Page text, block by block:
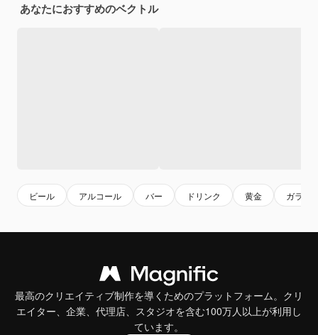
あなたにおすすめのベクトル
ビール アルコール バー ドリンク 黄金 ガラス
最高のクリエイティブ制作を導くためのプラットフォーム。クリ
エイター、企業、代理店、スタジオを含む100万人以上が利用し
ています。